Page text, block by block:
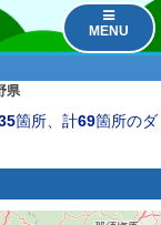
MENU
県
箇所、計69箇所のダ